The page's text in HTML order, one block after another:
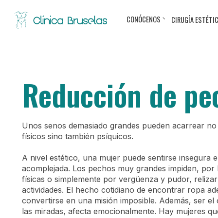
CONÓCENOS CIRUGÍA
Reducción de
Unos senos demasiado grandes pueden acarrear
físicos sino también psíquicos.
A nivel estético, una mujer puede sentirse insegura
acomplejada. Los pechos muy grandes impiden, por
físicas o simplemente por vergüenza y pudor,
actividades. El hecho cotidiano de encontrar ropa
convertirse en una misión imposible. Además, ser el
las miradas, afecta emocionalmente. Hay mujeres